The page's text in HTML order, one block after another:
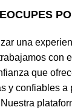
una
con
que
y confiables a